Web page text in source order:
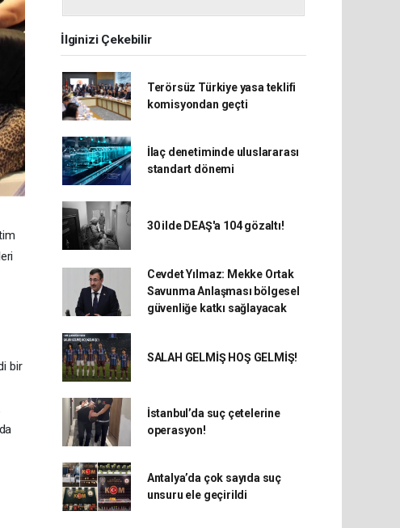
bir
İlginizi Çekebilir
Terörsüz Türkiye yasa teklifi
komisyondan geçti
İlaç denetiminde uluslararası
standart dönemi
30 ilde DEAŞ'a 104 gözaltı!
Cevdet Yılmaz: Mekke Ortak
Savunma Anlaşması bölgesel
güvenliğe katkı sağlayacak
SALAH GELMİŞ HOŞ GELMİŞ!
İstanbul’da suç çetelerine
operasyon!
Antalya’da çok sayıda suç
unsuru ele geçirildi